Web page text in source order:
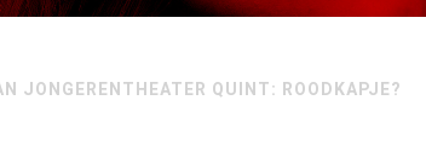
JONGERENTHEATER QUINT: ROODKAPJE?